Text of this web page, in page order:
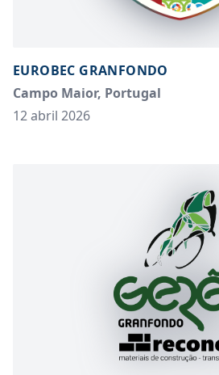
EUROBEC GRANFONDO
Campo Maior, Portugal
12 abril 2026